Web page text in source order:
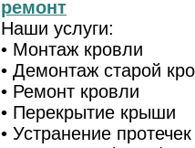
ремонт
Наши услуги:
• Монтаж кровли
• Демонтаж старой
• Ремонт кровли
• Перекрытие крыши
• Устранение протечек